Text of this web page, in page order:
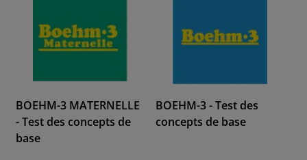
BOEHM-3 MATERNELLE
- Test des concepts de
base
BOEHM-3 - Test des
concepts de base